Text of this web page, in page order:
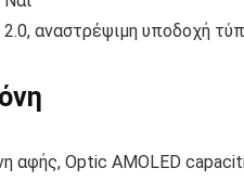
2.0, αναστρέψιμη υποδοχή
αφής, Optic AMOLED